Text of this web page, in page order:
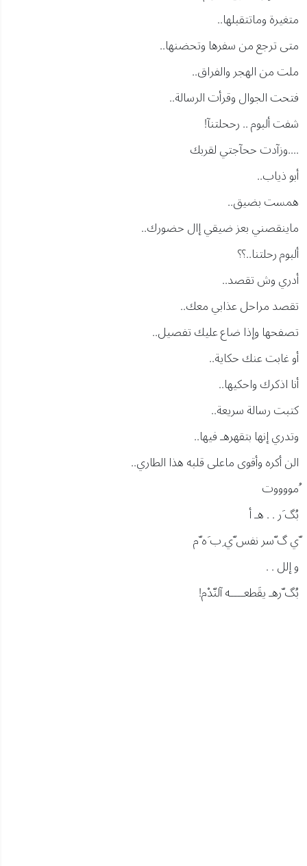
متغيرة وماتتقبلها..
متى ترجع من سفرها وتحضنها..
ملت من الهجر والفراق..
فتحت الجوال وقرأت الرسالة..
شفت ألبوم .. رححلتنآ!
....وزآدت ححآجتي لقربك
أبو ذياب..
همست بضيق..
ماينقصني بعز ضيقي إال حضورك..
ألبوم رحلتنا..؟؟
أدري وش تقصد..
تقصد مراحل عذابي معك..
تصفحها وإذا ضاع عليك تفصيل..
أو غابت عنك حكاية..
أنا اذكرك واحكيها..
كتبت رسالة سريعة..
وتدري إنها بتقهرهـ فيها..
الن أكره وأقوى ماعلى قلبه هذا الطاري..
ُمووووت
بُگ َر . . هـ أ
ّي گ ّسر نفس ّي ِب َه ّم
و إلل . .
بُگ ّرهـ يقَطعــــه آلنّدْم!